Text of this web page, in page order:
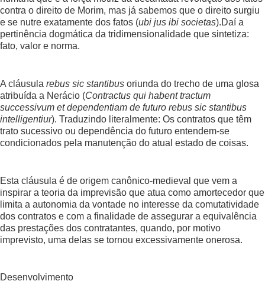
contra o direito de Morim, mas já sabemos que o direito surgiu
e se nutre exatamente dos fatos (ubi jus ibi societas).Daí a
pertinência dogmática da tridimensionalidade que sintetiza:
fato, valor e norma.
A cláusula rebus sic stantibus oriunda do trecho de uma glosa
atribuída a Nerácio (Contractus qui habent tractum
successivum et dependentiam de futuro rebus sic stantibus
intelligentiur). Traduzindo literalmente: Os contratos que têm
trato sucessivo ou dependência do futuro entendem-se
condicionados pela manutenção do atual estado de coisas.
Esta cláusula é de origem canônico-medieval que vem a
inspirar a teoria da imprevisão que atua como amortecedor que
limita a autonomia da vontade no interesse da comutatividade
dos contratos e com a finalidade de assegurar a equivalência
das prestações dos contratantes, quando, por motivo
imprevisto, uma delas se tornou excessivamente onerosa.
Desenvolvimento